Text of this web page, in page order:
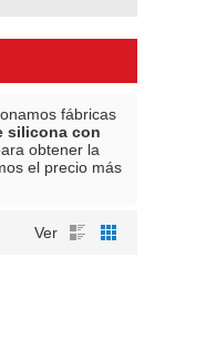
fábricas
silicona con
obtener la
el precio más
Ver